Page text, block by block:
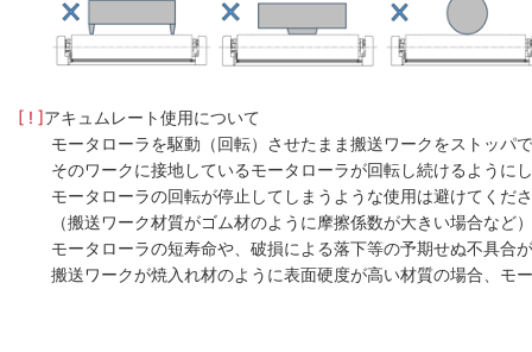
[ ! ]アキュムレート使用について
モータローラを駆動（回転）させたまま搬送ワークをストッパ
そのワークに接地しているモータローラが回転し続けるように
モータローラの回転が停止してしまうような使用は避けてくだ
（搬送ワーク材質がゴム材のように摩擦係数が大きい場合など）
モータローラの短寿命や、破損による落下等の予期せぬ不具合
搬送ワークが焼入れ材のように表面硬度が高い材質の場合、モ